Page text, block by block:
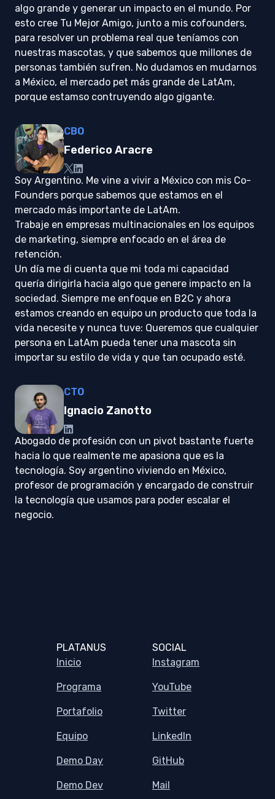
algo grande y generar un impacto en el mundo. Por
esto cree Tu Mejor Amigo, junto a mis cofounders,
para resolver un problema real que teníamos con
nuestras mascotas, y que sabemos que millones de
personas también sufren. No dudamos en mudarnos
a México, el mercado pet más grande de LatAm,
porque estamso contruyendo algo gigante.
CBO
Federico Aracre
Soy Argentino. Me vine a vivir a México con mis Co-
Founders porque sabemos que estamos en el
mercado más importante de LatAm.
Trabaje en empresas multinacionales en los equipos
de marketing, siempre enfocado en el área de
retención.
Un día me di cuenta que mi toda mi capacidad
quería dirigirla hacia algo que genere impacto en la
sociedad. Siempre me enfoque en B2C y ahora
estamos creando en equipo un producto que toda la
vida necesite y nunca tuve: Queremos que cualquier
persona en LatAm pueda tener una mascota sin
importar su estilo de vida y que tan ocupado esté.
CTO
Ignacio Zanotto
Abogado de profesión con un pivot bastante fuerte
hacia lo que realmente me apasiona que es la
tecnología. Soy argentino viviendo en México,
profesor de programación y encargado de construir
la tecnología que usamos para poder escalar el
negocio.
PLATANUS
Inicio
Programa
Portafolio
Equipo
Demo Day
Demo Dev
SOCIAL
Instagram
YouTube
Twitter
LinkedIn
GitHub
Mail